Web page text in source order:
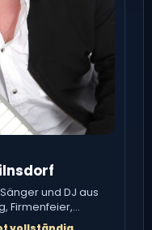
und DJ aus
Firmenfeier,